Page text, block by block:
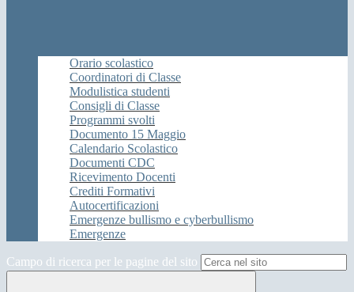
Orario scolastico
Coordinatori di Classe
Modulistica studenti
Consigli di Classe
Programmi svolti
Documento 15 Maggio
Calendario Scolastico
Documenti CDC
Ricevimento Docenti
Crediti Formativi
Autocertificazioni
Emergenze bullismo e cyberbullismo
Emergenze
Campo di ricerca per le pagine del sito